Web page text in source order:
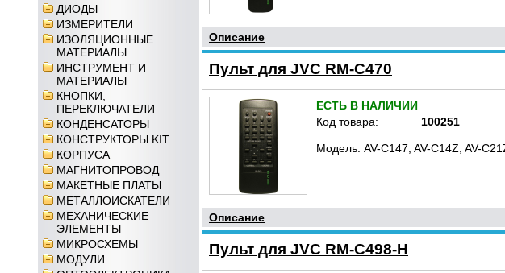
ДИОДЫ
ИЗМЕРИТЕЛИ
ИЗОЛЯЦИОННЫЕ
МАТЕРИАЛЫ
ИНСТРУМЕНТ И
МАТЕРИАЛЫ
КНОПКИ,
ПЕРЕКЛЮЧАТЕЛИ
КОНДЕНСАТОРЫ
КОНСТРУКТОРЫ KIT
КОРПУСА
МАГНИТОПРОВОД
МАКЕТНЫЕ ПЛАТЫ
МЕТАЛЛОИСКАТЕЛИ
МЕХАНИЧЕСКИЕ
ЭЛЕМЕНТЫ
МИКРОСХЕМЫ
МОДУЛИ
Описание
Пульт для JVC RM-C470
ЕСТЬ В НАЛИЧИИ
Код товара:
100251
Модель: AV-C147, AV-C14Z, AV-
Описание
Пульт для JVC RM-C498-H